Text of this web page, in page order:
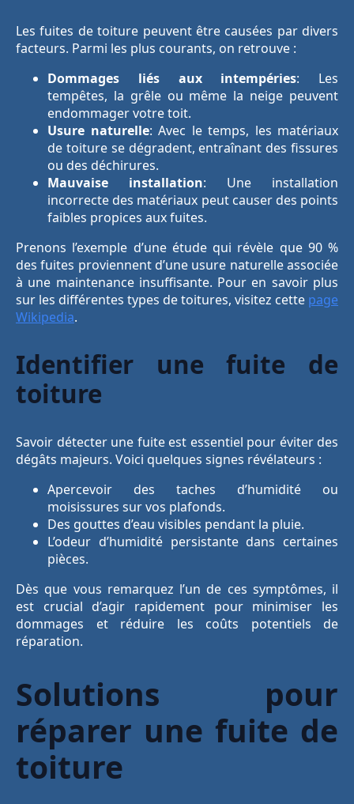
Les fuites de toiture peuvent être causées par divers
facteurs. Parmi les plus courants, on retrouve :
Dommages liés aux intempéries: Les
tempêtes, la grêle ou même la neige peuvent
endommager votre toit.
Usure naturelle: Avec le temps, les matériaux
de toiture se dégradent, entraînant des fissures
ou des déchirures.
Mauvaise installation: Une installation
incorrecte des matériaux peut causer des points
faibles propices aux fuites.
Prenons l’exemple d’une étude qui révèle que 90 %
des fuites proviennent d’une usure naturelle associée
à une maintenance insuffisante. Pour en savoir plus
sur les différentes types de toitures, visitez cette page
Wikipedia.
Identifier une fuite de
toiture
Savoir détecter une fuite est essentiel pour éviter des
dégâts majeurs. Voici quelques signes révélateurs :
Apercevoir des taches d’humidité ou
moisissures sur vos plafonds.
Des gouttes d’eau visibles pendant la pluie.
L’odeur d’humidité persistante dans certaines
pièces.
Dès que vous remarquez l’un de ces symptômes, il
est crucial d’agir rapidement pour minimiser les
dommages et réduire les coûts potentiels de
réparation.
Solutions pour
réparer une fuite de
toiture